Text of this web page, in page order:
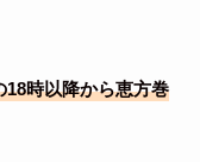
時以降から恵方巻